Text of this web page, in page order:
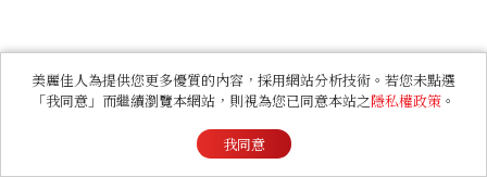
美麗佳人為提供您更多優質的內容，採用網站分析技術。若您未點選
「我同意」而繼續瀏覽本網站，則視為您已同意本站之隱私權政策 。
我同意